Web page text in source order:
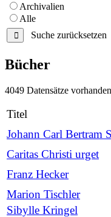
Archivalien
Alle
Suche zurücksetzen
Bücher
4049 Datensätze vorhanden
Titel
Johann Carl Bertram
Caritas Christi urget
Franz Hecker
Marion Tischler
Sibylle Kringel